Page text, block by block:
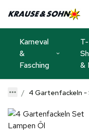
Karneval
&
Fasching
T-
&
4 Gartenfackeln -